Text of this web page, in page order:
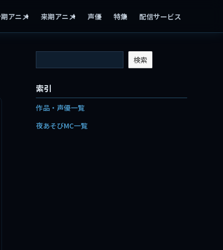
アニメ 来期アニメ 声優 特集 配信サービス
検索
索引
作品・声優一覧
夜あそびMC一覧